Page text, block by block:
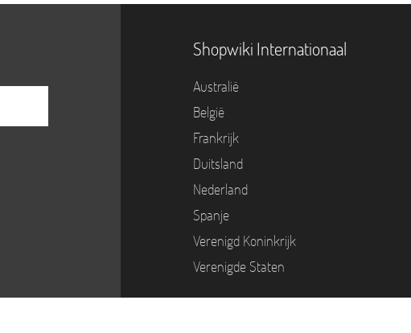
Shopwiki Internationaal
Australië
België
Frankrijk
Duitsland
Nederland
Spanje
Verenigd Koninkrijk
Verenigde Staten